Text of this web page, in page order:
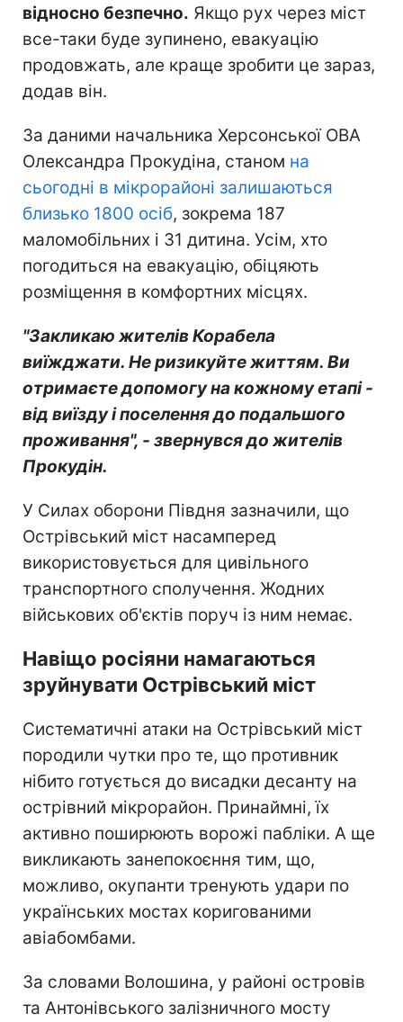
відносно безпечно. Якщо рух через міст
все-таки буде зупинено, евакуацію
продовжать, але краще зробити це зараз,
додав він.
За даними начальника Херсонської ОВА
Олександра Прокудіна, станом на
сьогодні в мікрорайоні залишаються
близько 1800 осіб, зокрема 187
маломобільних і 31 дитина. Усім, хто
погодиться на евакуацію, обіцяють
розміщення в комфортних місцях.
"Закликаю жителів Корабела
виїжджати. Не ризикуйте життям. Ви
отримаєте допомогу на кожному етапі -
від виїзду і поселення до подальшого
проживання", - звернувся до жителів
Прокудін.
У Силах оборони Півдня зазначили, що
Острівський міст насамперед
використовується для цивільного
транспортного сполучення. Жодних
військових об'єктів поруч із ним немає.
Навіщо росіяни намагаються
зруйнувати Острівський міст
Систематичні атаки на Острівський міст
породили чутки про те, що противник
нібито готується до висадки десанту на
острівний мікрорайон. Принаймні, їх
активно поширюють ворожі пабліки. А ще
викликають занепокоєння тим, що,
можливо, окупанти тренують удари по
українських мостах коригованими
авіабомбами.
За словами Волошина, у районі островів
та Антонівського залізничного мосту